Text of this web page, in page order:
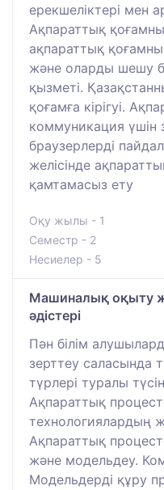
ерекшеліктері мен
Ақпараттық
ақпараттық
және оларды шешу
қызметі.
қоғамға кірігуі.
коммуникация үшін
браузерлерді
желісінде
қамтамасыз ету
Оқу жылы - 1
Семестр - 2
Несиелер - 5
Машиналық оқыту
әдістері
Пән білім
зерттеу саласында
түрлері туралы
Ақпараттық
технологиялардың
Ақпараттық
және модельдеу.
Модельдерді құру